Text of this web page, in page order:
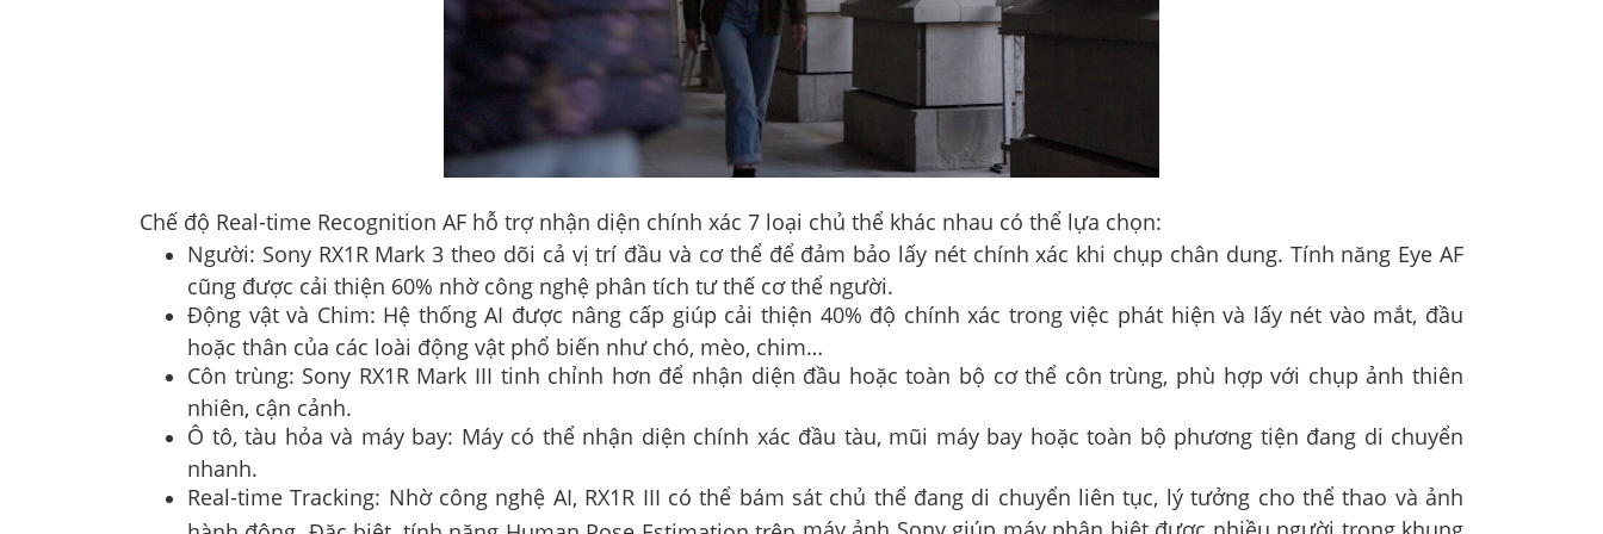
Chế độ Real-time Recognition AF hỗ trợ nhận diện chính xác 7 loại chủ thể khác nhau có thể lựa chọn:
Người: Sony RX1R Mark 3 theo dõi cả vị trí đầu và cơ thể để đảm bảo lấy nét chính xác khi chụp chân dung. Tính năng Eye AF
cũng được cải thiện 60% nhờ công nghệ phân tích tư thế cơ thể người.
Động vật và Chim: Hệ thống AI được nâng cấp giúp cải thiện 40% độ chính xác trong việc phát hiện và lấy nét vào mắt, đầu
hoặc thân của các loài động vật phổ biến như chó, mèo, chim…
Côn trùng: Sony RX1R Mark III tinh chỉnh hơn để nhận diện đầu hoặc toàn bộ cơ thể côn trùng, phù hợp với chụp ảnh thiên
nhiên, cận cảnh.
Ô tô, tàu hỏa và máy bay: Máy có thể nhận diện chính xác đầu tàu, mũi máy bay hoặc toàn bộ phương tiện đang di chuyển
nhanh.
Real-time Tracking: Nhờ công nghệ AI, RX1R III có thể bám sát chủ thể đang di chuyển liên tục, lý tưởng cho thể thao và ảnh